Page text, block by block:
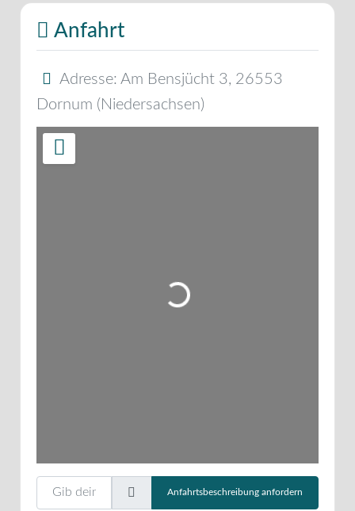
Anfahrt
Adresse: Am Bensjücht 3, 26553
Dornum ( Niedersachsen)
Wird geladen …
Gib deinen Standort ein.
Anfahrtsbeschreibung anfordern